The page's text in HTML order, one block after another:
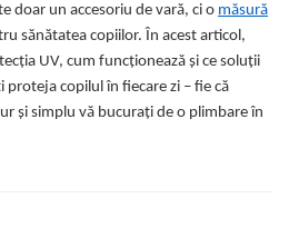
doar un accesoriu de vară, ci o măsură
sănătatea copiilor. În acest articol,
UV, cum funcționează și ce soluții
copilul în fiecare zi – fie că
și simplu vă bucurați de o plimbare în